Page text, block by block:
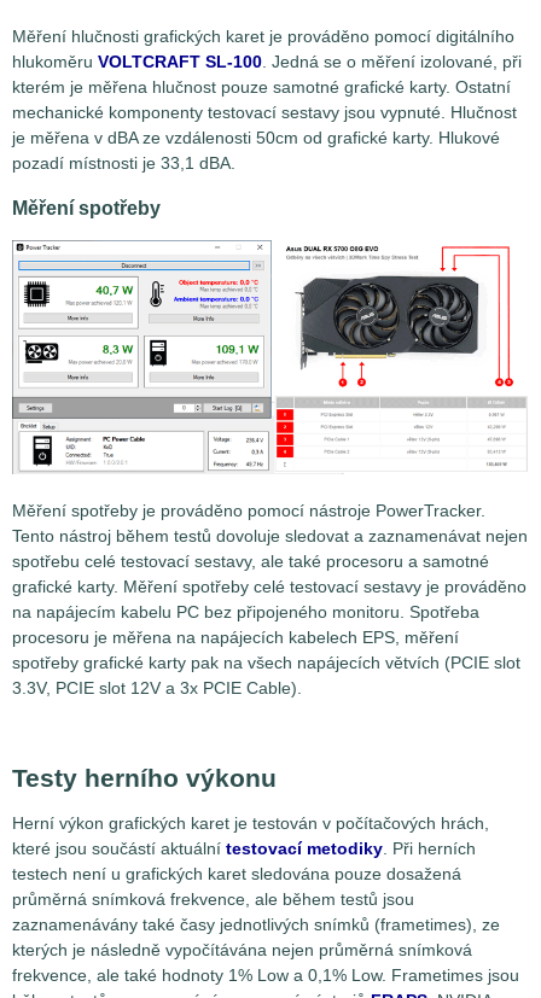
Měření hlučnosti grafických karet je prováděno pomocí digitálního
hlukoměru VOLTCRAFT SL-100 . Jedná se o měření izolované, při
kterém je měřena hlučnost pouze samotné grafické karty. Ostatní
mechanické komponenty testovací sestavy jsou vypnuté. Hlučnost
je měřena v dBA ze vzdálenosti 50cm od grafické karty. Hlukové
pozadí místnosti je 33,1 dBA.
Měření spotřeby
Měření spotřeby je prováděno pomocí nástroje PowerTracker.
Tento nástroj během testů dovoluje sledovat a zaznamenávat nejen
spotřebu celé testovací sestavy, ale také procesoru a samotné
grafické karty. Měření spotřeby celé testovací sestavy je prováděno
na napájecím kabelu PC bez připojeného monitoru. Spotřeba
procesoru je měřena na napájecích kabelech EPS, měření
spotřeby grafické karty pak na všech napájecích větvích (PCIE slot
3.3V, PCIE slot 12V a 3x PCIE Cable).
Testy herního výkonu
Herní výkon grafických karet je testován v počítačových hrách,
které jsou součástí aktuální testovací metodiky. Při herních
testech není u grafických karet sledována pouze dosažená
průměrná snímková frekvence, ale během testů jsou
zaznamenávány také časy jednotlivých snímků (frametimes), ze
kterých je následně vypočítávána nejen průměrná snímková
frekvence, ale také hodnoty 1% Low a 0,1% Low. Frametimes jsou